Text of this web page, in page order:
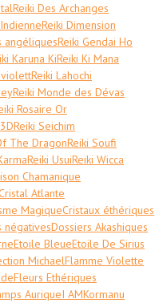
Reiki Des Archanges
Reiki Dimension
angéliquesReiki Gendai Ho
Karuna KiReiki Ki Mana
violettReiki Lahochi
Reiki Monde des Dévas
Rosaire Or
Reiki Seichim
The DragonReiki Soufi
Reiki UsuiReiki Wicca
Chamanique
Atlante
MagiqueCristaux éthériques
négativesDossiers Akashiques
Etoile BleueEtoile De Sirius
MichaelFlamme Violette
Fleurs Ethériques
AuriqueI AMKormanu